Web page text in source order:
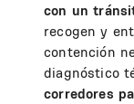
con un
recogen y
contención
diagnóstico
corredores